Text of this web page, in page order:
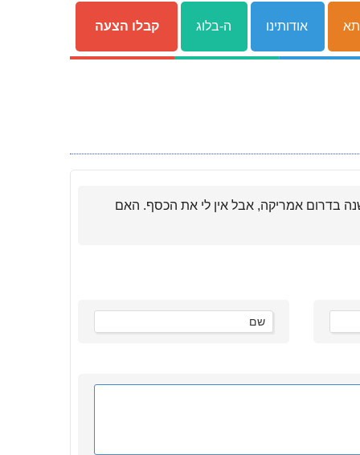
אודותינו ה-בלוג קבלו הצעה
בדרום אמריקה, אבל אין לי את הכסף. האם